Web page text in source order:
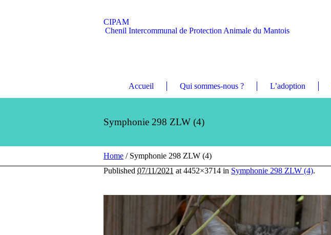
CIPAM
Chenil Intercommunal de Protection Animale du Mantois
Accueil Qui sommes-nous ? L’adoption
Symphonie 298 ZLW (4)
Home / Symphonie 298 ZLW (4)
Published 07/11/2021 at 4452×3714 in Symphonie 298 ZLW (4).